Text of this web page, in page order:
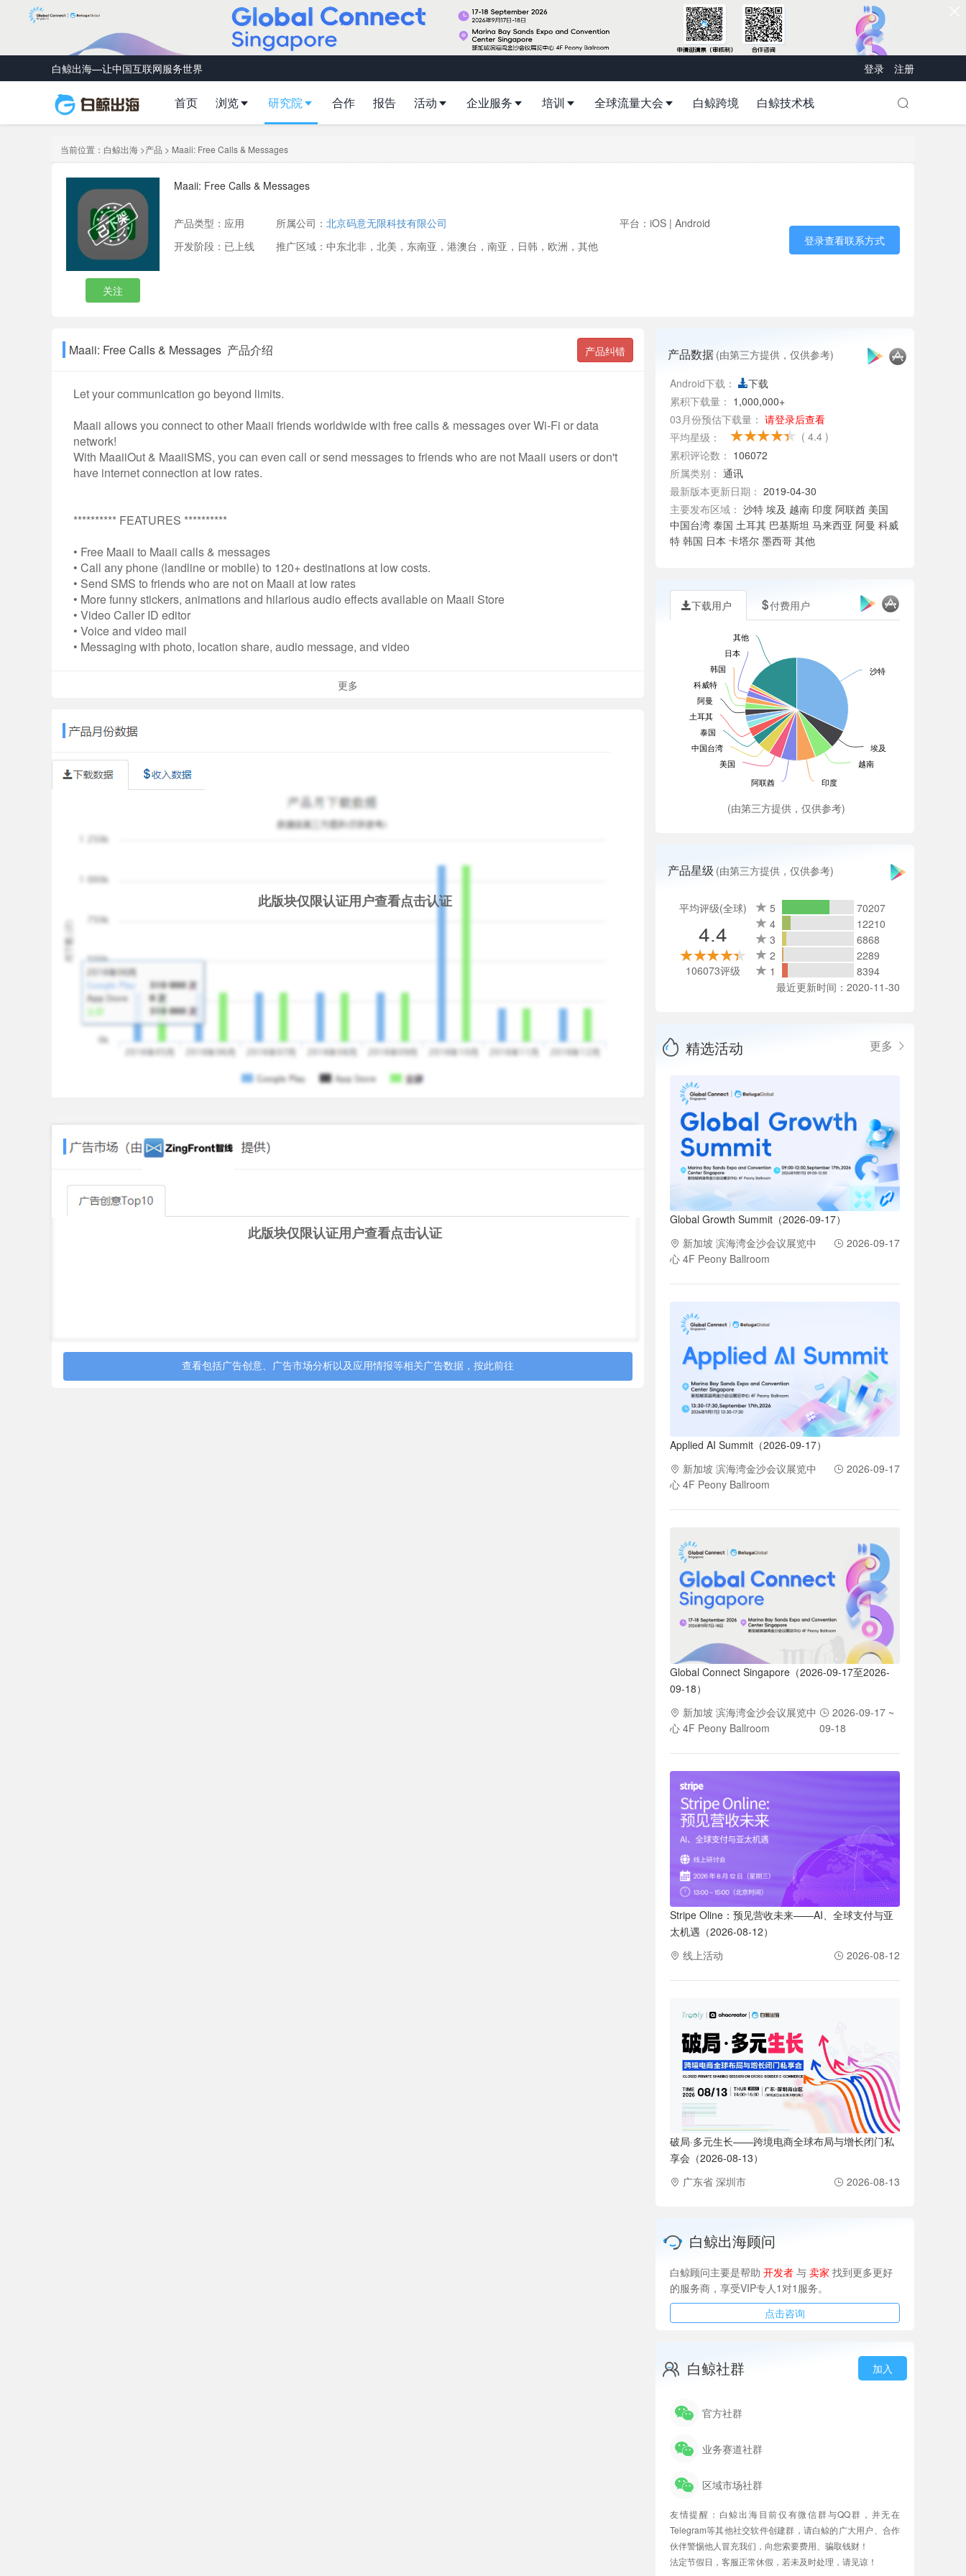
白鲸出海—让中国互联网服务世界 登录 注册
首页 浏览 研究院 合作 报告 活动 企业服务 培训 全球流量大会 白鲸跨境 白鲸技术栈
当前位置： 白鲸出海 >产品 > Maaii: Free Calls & Messages
关注
Maaii: Free Calls & Messages
产品类型： 应用
开发阶段：已上线
所属公司： 北京码意无限科技有限公司
推广区域：中东北非，北美，东南亚，港澳台，南亚，日韩，欧洲，其他
平台：iOS | Android
登录查看联系方式
Maaii: Free Calls & Messages 产品介绍 产品纠错
Let your communication go beyond limits.
Maaii allows you connect to other Maaii friends worldwide with free calls & messages over Wi-Fi or data
network!
With MaaiiOut & MaaiiSMS, you can even call or send messages to friends who are not Maaii users or don't
have internet connection at low rates.
********** FEATURES **********
• Free Maaii to Maaii calls & messages
• Call any phone (landline or mobile) to 120+ destinations at low costs.
• Send SMS to friends who are not on Maaii at low rates
• More funny stickers, animations and hilarious audio effects available on Maaii Store
• Video Caller ID editor
• Voice and video mail
• Messaging with photo, location share, audio message, and video
Korean, Spanish, Thai, Traditional & Simplified Chinese, and Vietnamese.
* Please refer to the support section on www.maaii.com for the full device list.
更多
此版块仅限认证用户查看点击认证
此版块仅限认证用户查看点击认证
查看包括广告创意、广告市场分析以及应用情报等相关广告数据，按此前往
产品数据 (由第三方提供，仅供参考)
Android下载：
下载
累积下载量： 1,000,000+
03月份预估下载量： 请登录后查看
平均星级：
( 4.4 )
累积评论数： 106072
所属类别： 通讯
最新版本更新日期： 2019-04-30
主要发布区域： 沙特 埃及 越南 印度 阿联酋 美国
中国台湾 泰国 土耳其 巴基斯坦 马来西亚 阿曼 科威
特 韩国 日本 卡塔尔 墨西哥 其他
下载用户 付费用户
沙特
埃及
越南
印度
阿联酋
美国
中国台湾
泰国
土耳其
阿曼
科威特
韩国
日本
其他
(由第三方提供，仅供参考)
产品星级 (由第三方提供，仅供参考)
平均评级(全球)
4.4
106073评级
5
70207
4
12210
3
6868
2
2289
1
8394
最近更新时间：2020-11-30
精选活动 更多
Global Growth Summit（2026-09-17）
新加坡 滨海湾金沙会议展览中
心 4F Peony Ballroom
2026-09-17
Applied AI Summit（2026-09-17）
新加坡 滨海湾金沙会议展览中
心 4F Peony Ballroom
2026-09-17
Global Connect Singapore（2026-09-17至2026-
09-18）
新加坡 滨海湾金沙会议展览中
心 4F Peony Ballroom
2026-09-17 ~
09-18
Stripe Oline：预见营收未来——AI、全球支付与亚
太机遇（2026-08-12）
线上活动
2026-08-12
破局·多元生长——跨境电商全球布局与增长闭门私
享会（2026-08-13）
广东省 深圳市
2026-08-13
白鲸出海顾问
白鲸顾问主要是帮助 开发者 与 卖家 找到更多更好
的服务商，享受VIP专人1对1服务。
点击咨询
白鲸社群 加入
官方社群
业务赛道社群
区域市场社群
友情提醒：白鲸出海目前仅有微信群与QQ群，并无在
Telegram等其他社交软件创建群，请白鲸的广大用户、合作
伙伴警惕他人冒充我们，向您索要费用、骗取钱财！
法定节假日，客服正常休假，若未及时处理，请见谅！